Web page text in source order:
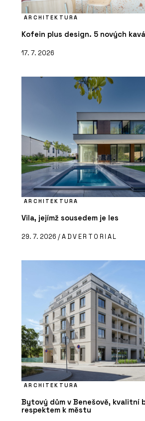
ARCHITEKTURA
Kofein plus design. 5 nových
17. 7. 2026
ARCHITEKTURA
Vila, jejímž sousedem je les
29. 7. 2026 /ADVERTORIAL
ARCHITEKTURA
Bytový dům v Benešově, kvalitní
respektem k městu